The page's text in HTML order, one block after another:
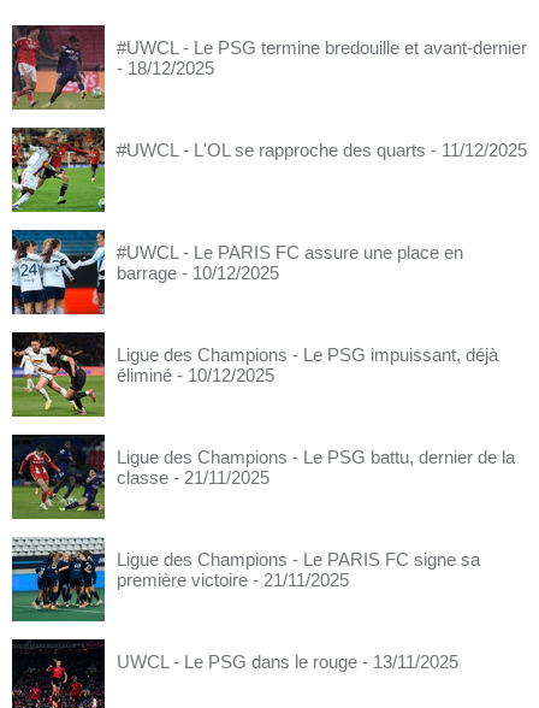
#UWCL - Le PSG termine bredouille et avant-dernier
- 18/12/2025
#UWCL - L'OL se rapproche des quarts - 11/12/2025
#UWCL - Le PARIS FC assure une place en
barrage - 10/12/2025
Ligue des Champions - Le PSG impuissant, déjà
éliminé - 10/12/2025
Ligue des Champions - Le PSG battu, dernier de la
classe - 21/11/2025
Ligue des Champions - Le PARIS FC signe sa
première victoire - 21/11/2025
UWCL - Le PSG dans le rouge - 13/11/2025